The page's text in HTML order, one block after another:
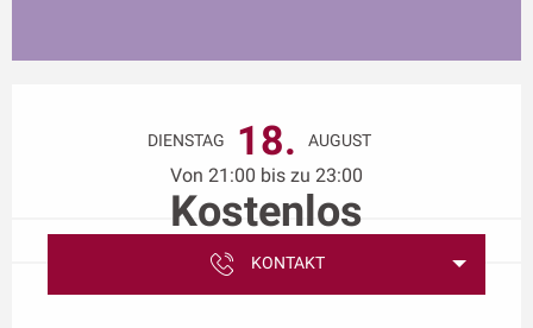
DIENSTAG 18. AUGUST
Von 21:00 bis zu 23:00
Kostenlos
KONTAKT